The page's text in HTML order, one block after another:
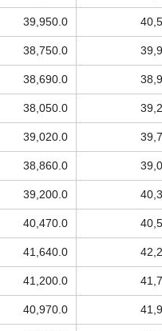
39,950.0
38,750.0
38,690.0
38,050.0
39,020.0
38,860.0
39,200.0
40,470.0
41,640.0
41,200.0
40,970.0